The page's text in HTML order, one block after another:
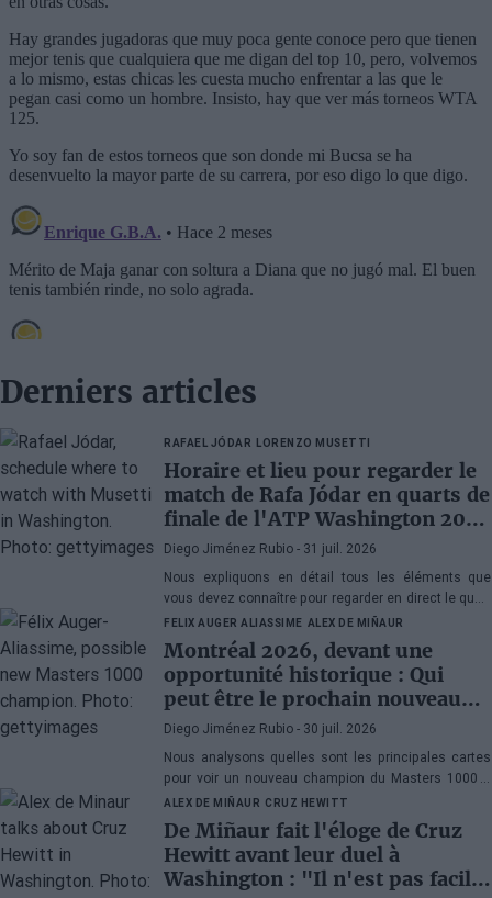
Derniers articles
RAFAEL JÓDAR LORENZO MUSETTI
Horaire et lieu pour regarder le
match de Rafa Jódar en quarts de
finale de l'ATP Washington 2026
contre Musetti
Diego Jiménez Rubio - 31 juil. 2026
Nous expliquons en détail tous les éléments que
vous devez connaître pour regarder en direct le quart
de finale de l'ATP 500 Washington 2026 entre Rafa
Jódar et Lorenzo Musetti.
FELIX AUGER ALIASSIME ALEX DE MIÑAUR
Montréal 2026, devant une
opportunité historique : Qui
peut être le prochain nouveau
champion du Masters 1000 ?
Diego Jiménez Rubio - 30 juil. 2026
Nous analysons quelles sont les principales cartes
pour voir un nouveau champion du Masters 1000 à
Montréal. Ce serait la cinquième année consécutive
avec un vainqueur inédit au Canada.
ALEX DE MIÑAUR CRUZ HEWITT
De Miñaur fait l'éloge de Cruz
Hewitt avant leur duel à
Washington : "Il n'est pas facile